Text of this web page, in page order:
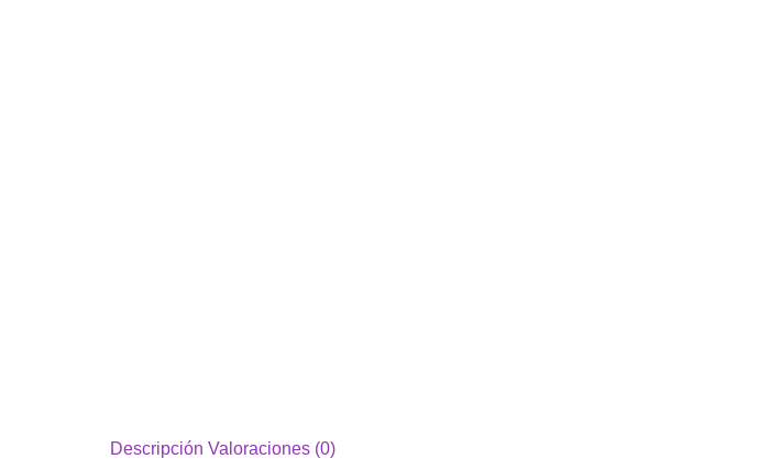
Descripción Valoraciones (0)